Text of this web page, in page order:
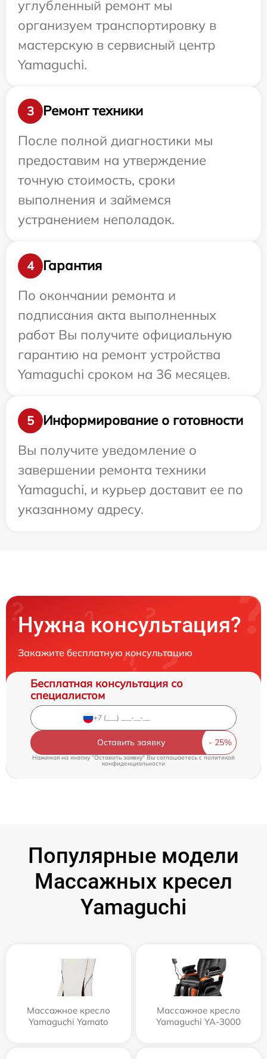
углубленный ремонт мы
организуем транспортировку в
мастерскую в сервисный центр
Yamaguchi.
3
Ремонт техники
После полной диагностики мы
предоставим на утверждение
точную стоимость, сроки
выполнения и займемся
устранением неполадок.
4
Гарантия
По окончании ремонта и
подписания акта выполненных
работ Вы получите официальную
гарантию на ремонт устройства
Yamaguchi сроком на 36 месяцев.
5
Информирование о готовности
Вы получите уведомление о
завершении ремонта техники
Yamaguchi, и курьер доставит ее по
указанному адресу.
Нужна консультация?
Закажите бесплатную консультацию
Бесплатная консультация со
специалистом
Оставить заявку
Нажимая на кнопку "Оставить заявку" Вы соглашаетесь cполитикой
конфиденциальности
Популярные модели
Массажных кресел
Yamaguchi
Массажное кресло
Yamaguchi Yamato
Массажное кресло
Yamaguchi YA-3000